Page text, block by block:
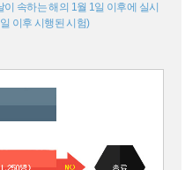
속하는 해의 1월 1일 이후에 실시
이후 시행된 시험)